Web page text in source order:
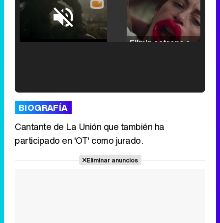
Unmute /
BIOGRAFÍA
Cantante de La Unión que también ha
participado en 'OT' como jurado.
Eliminar anuncios